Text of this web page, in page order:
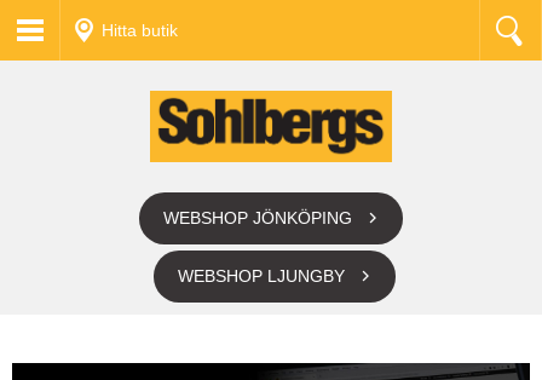
Hitta butik
WEBSHOP JÖNKÖPING
WEBSHOP LJUNGBY